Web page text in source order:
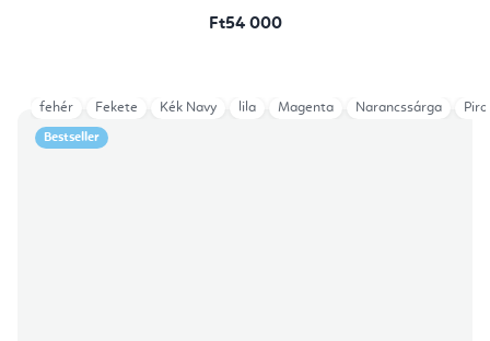
Ft54 000
Bestseller
fehér Fekete Kék Navy lila Magenta Narancssárga